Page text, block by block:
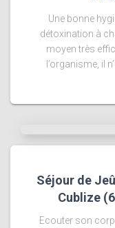
Une bonne
détoxination à
moyen très
l’organisme, il
Séjour de
Cublize
Ecouter son